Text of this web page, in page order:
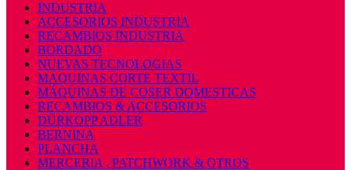
INDUSTRIA
ACCESORIOS INDUSTRIA
RECAMBIOS INDUSTRIA
BORDADO
NUEVAS TECNOLOGIAS
MAQUINAS CORTE TEXTIL
MÁQUINAS DE COSER DOMESTICAS
RECAMBIOS & ACCESORIOS
DÜRKOPP ADLER
BERNINA
PLANCHA
MERCERIA , PATCHWORK & OTROS